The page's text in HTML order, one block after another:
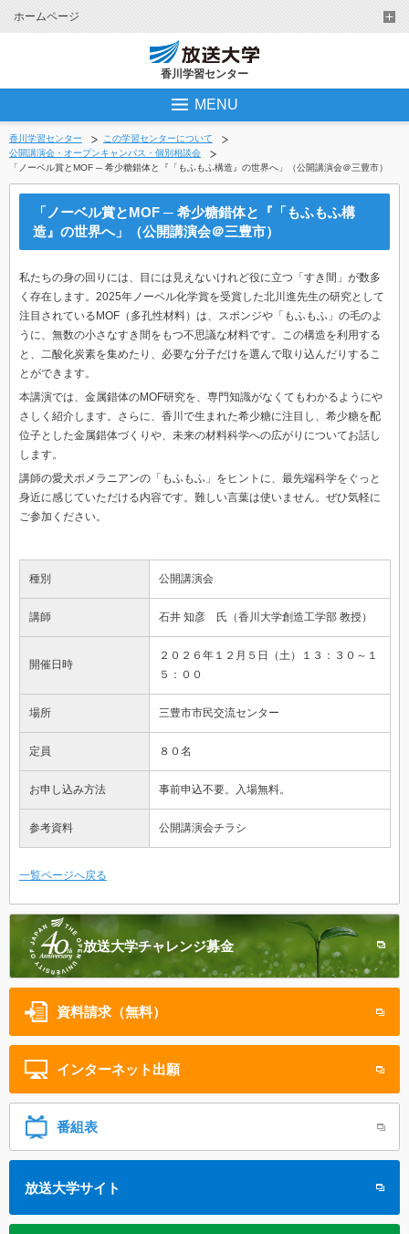
ホームページ
香川学習センター
MENU
香川学習センター
この学習センターについて
公開講演会・オープンキャンパス・個別相談会
「ノーベル賞とMOF ─ 希少糖錯体と『「もふもふ構造』の世界へ」（公開講演会＠三豊市）
「ノーベル賞とMOF ─ 希少糖錯体と『「もふもふ構
造』の世界へ」（公開講演会＠三豊市）
私たちの身の回りには、目には見えないけれど役に立つ「すき間」が数多
く存在します。2025年ノーベル化学賞を受賞した北川進先生の研究として
注目されているMOF（多孔性材料）は、スポンジや「もふもふ」の毛のよ
うに、無数の小さなすき間をもつ不思議な材料です。この構造を利用する
と、二酸化炭素を集めたり、必要な分子だけを選んで取り込んだりするこ
とができます。
本講演では、金属錯体のMOF研究を、専門知識がなくてもわかるようにや
さしく紹介します。さらに、香川で生まれた希少糖に注目し、希少糖を配
位子とした金属錯体づくりや、未来の材料科学への広がりについてお話し
します。
講師の愛犬ポメラニアンの「もふもふ」をヒントに、最先端科学をぐっと
身近に感じていただける内容です。難しい言葉は使いません。ぜひ気軽に
ご参加ください。
種別 公開講演会
講師 石井 知彦 氏（香川大学創造工学部 教授）
開催日時
２０２６年１２月５日（土）１３：３０～１
５：００
場所 三豊市市民交流センター
定員 ８０名
お申し込み方法 事前申込不要。入場無料。
参考資料 公開講演会チラシ
一覧ページへ戻る
放送大学チャレンジ募金
資料請求（無料）
インターネット 出願
番組表
放送大学サイト